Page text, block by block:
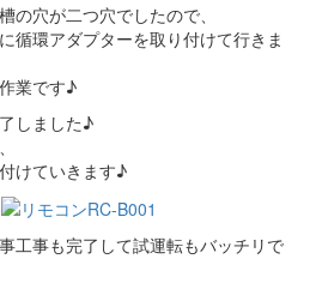
の穴が二つ穴でしたので、
循環アダプターを取り付けて行きま
業です♪
しました♪
けていきます♪
工事も完了して試運転もバッチリで